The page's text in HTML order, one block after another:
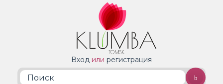
Вход или регистрация